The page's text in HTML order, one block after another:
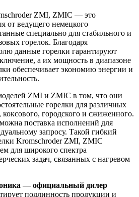
ZMI, ZMIC — это
от ведущего немецкого
специально для стабильного и
горелок. Благодаря
данные горелки гарантируют
а их мощность в диапазоне
обеспечивает экономию энергии и
ZMI и ZMIC в том, что они
горелки для различных
коксового, городского и сжиженного.
поставка исполнений для
запросу. Такой гибкий
Kromschroder ZMI, ZMIC
для широкого спектра
задач, связанных с нагревом
— официальный дилер
подлинность продукции и